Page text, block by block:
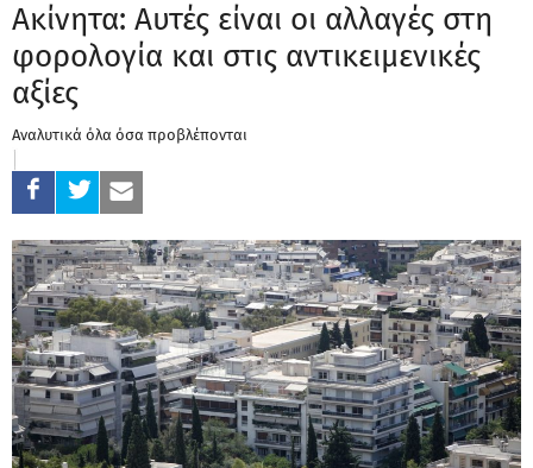
Ακίνητα: Αυτές είναι οι αλλαγές στη
φορολογία και στις αντικειμενικές
αξίες
Αναλυτικά όλα όσα προβλέπονται